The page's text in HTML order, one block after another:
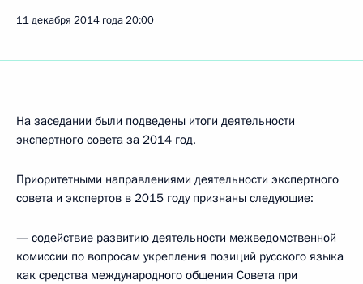
11 декабря 2014 года20:00
На заседании были подведены итоги деятельности
экспертного совета за 2014 год.
Приоритетными направлениями деятельности экспертного
совета и экспертов в 2015 году признаны следующие:
— содействие развитию деятельности межведомственной
комиссии по вопросам укрепления позиций русского языка
как средства международного общения Совета при